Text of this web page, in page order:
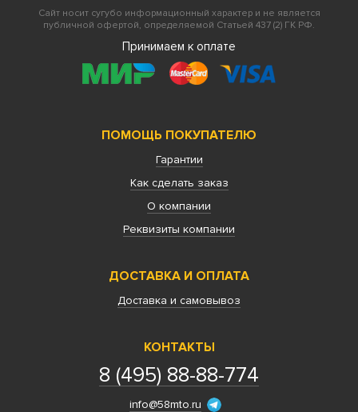
Сайт носит сугубо информационный характер и не является
публичной офертой, определяемой Статьей 437 (2) ГК РФ.
Принимаем к оплате
ПОМОЩЬ ПОКУПАТЕЛЮ
Гарантии
Как сделать заказ
О компании
Реквизиты компании
ДОСТАВКА И ОПЛАТА
Доставка и самовывоз
КОНТАКТЫ
8 (495) 88-88-774
info@58mto.ru